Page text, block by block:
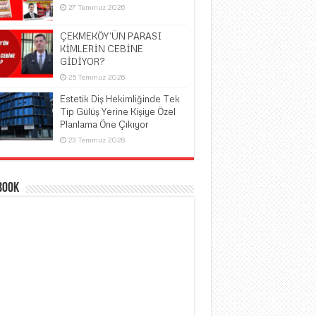
27 Temmuz 2026
ÇEKMEKÖY’ÜN PARASI
KİMLERİN CEBİNE
GİDİYOR?
25 Temmuz 2026
Estetik Diş Hekimliğinde Tek
Tip Gülüş Yerine Kişiye Özel
Planlama Öne Çıkıyor
23 Temmuz 2026